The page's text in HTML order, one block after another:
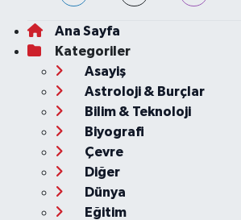
Ana Sayfa
Kategoriler
Asayiş
Astroloji & Burçlar
Bilim & Teknoloji
Biyografi
Çevre
Diğer
Dünya
Eğitim